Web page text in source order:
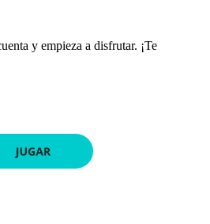
y empieza a disfrutar. ¡Te